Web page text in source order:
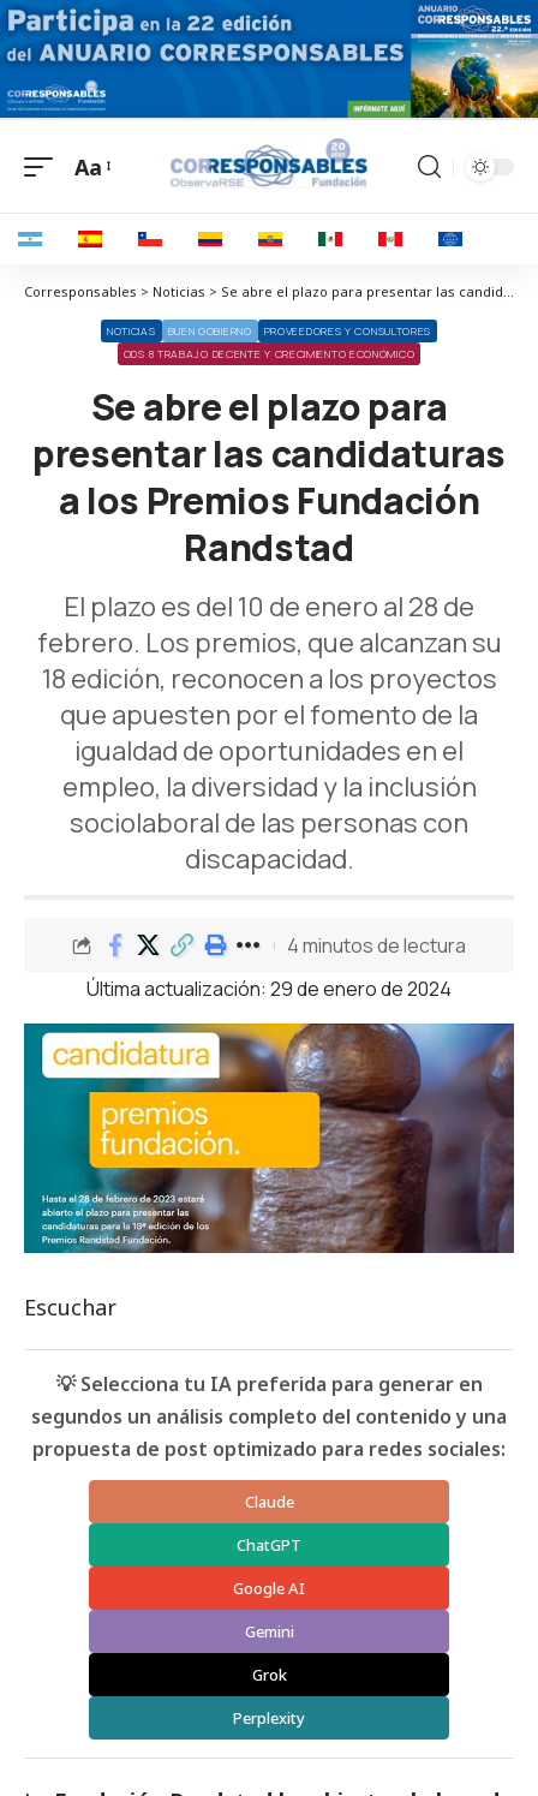
Aa
Corresponsables > Noticias > Se abre el plazo para presentar las candidaturas a los Premios Fundación Randstad
NOTICIAS BUEN GOBIERNO
PROVEEDORES Y CONSULTORES
ODS 8 TRABAJO DECENTE Y CRECIMIENTO ECONÓMICO
Se abre el plazo para
presentar las candidaturas
a los Premios Fundación
Randstad
El plazo es del 10 de enero al 28 de
febrero. Los premios, que alcanzan su
18 edición, reconocen a los proyectos
que apuesten por el fomento de la
igualdad de oportunidades en el
empleo, la diversidad y la inclusión
sociolaboral de las personas con
discapacidad.
Última actualización: 29 de enero de 2024
4 minutos de lectura
Escuchar
💡 Selecciona tu IA preferida para generar en
segundos un análisis completo del contenido y una
propuesta de post optimizado para redes sociales:
Claude
ChatGPT
Google AI
Gemini
Grok
Perplexity